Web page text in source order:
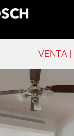
VENTA |